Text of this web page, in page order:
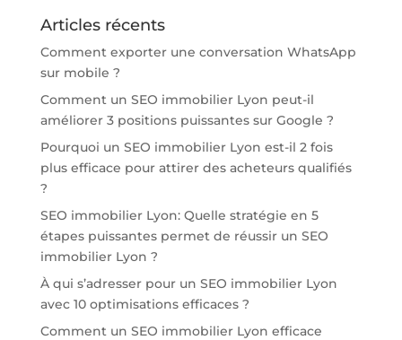
Articles récents
Comment exporter une conversation WhatsApp
sur mobile ?
Comment un SEO immobilier Lyon peut-il
améliorer 3 positions puissantes sur Google ?
Pourquoi un SEO immobilier Lyon est-il 2 fois
plus efficace pour attirer des acheteurs qualifiés
?
SEO immobilier Lyon: Quelle stratégie en 5
étapes puissantes permet de réussir un SEO
immobilier Lyon ?
À qui s’adresser pour un SEO immobilier Lyon
avec 10 optimisations efficaces ?
Comment un SEO immobilier Lyon efficace